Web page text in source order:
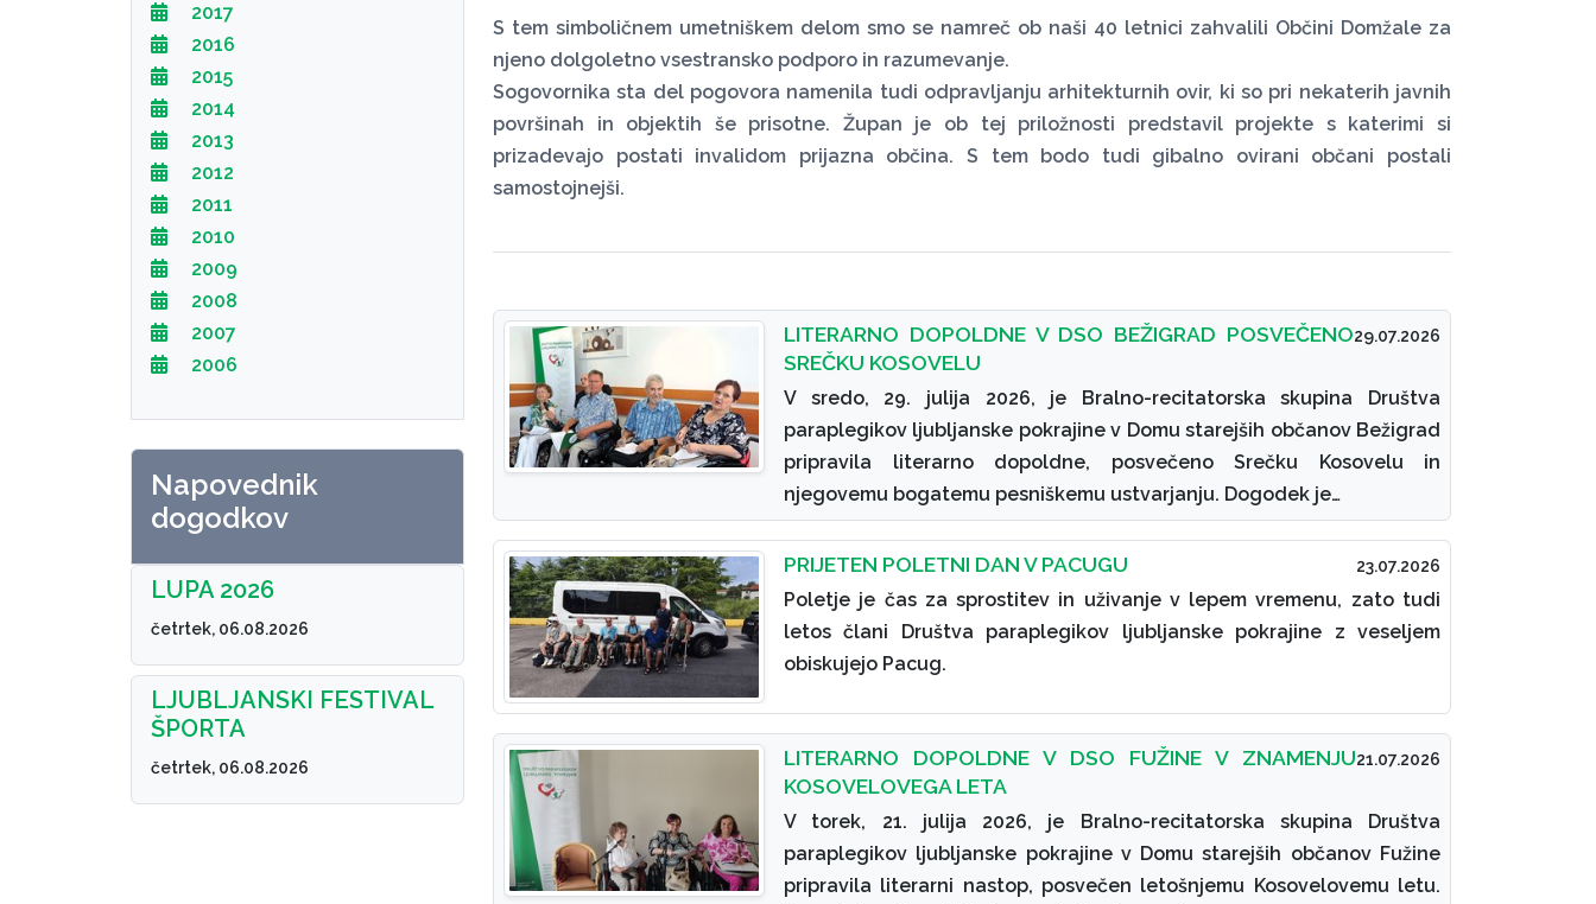
2017
2016
2015
2014
2013
2012
2011
2010
2009
2008
2007
2006
Napovednik
dogodkov
LUPA 2026
četrtek, 06.08.2026
LJUBLJANSKI FESTIVAL
ŠPORTA
četrtek, 06.08.2026
S tem simboličnem umetniškem delom smo se namreč ob naši 40 letnici zahvalili Občini Domžale za
njeno dolgoletno vsestransko podporo in razumevanje.
Sogovornika sta del pogovora namenila tudi odpravljanju arhitekturnih ovir, ki so pri nekaterih javnih
površinah in objektih še prisotne. Župan je ob tej priložnosti predstavil projekte s katerimi si
prizadevajo postati invalidom prijazna občina. S tem bodo tudi gibalno ovirani občani postali
samostojnejši.
29.07.2026
LITERARNO DOPOLDNE V DSO BEŽIGRAD POSVEČENO
SREČKU KOSOVELU
V sredo, 29. julija 2026, je Bralno-recitatorska skupina Društva
paraplegikov ljubljanske pokrajine v Domu starejših občanov Bežigrad
pripravila literarno dopoldne, posvečeno Srečku Kosovelu in
njegovemu bogatemu pesniškemu ustvarjanju. Dogodek je…
23.07.2026
PRIJETEN POLETNI DAN V PACUGU
Poletje je čas za sprostitev in uživanje v lepem vremenu, zato tudi
letos člani Društva paraplegikov ljubljanske pokrajine z veseljem
obiskujejo Pacug.
21.07.2026
LITERARNO DOPOLDNE V DSO FUŽINE V ZNAMENJU
KOSOVELOVEGA LETA
V torek, 21. julija 2026, je Bralno-recitatorska skupina Društva
paraplegikov ljubljanske pokrajine v Domu starejših občanov Fužine
pripravila literarni nastop, posvečen letošnjemu Kosovelovemu letu.